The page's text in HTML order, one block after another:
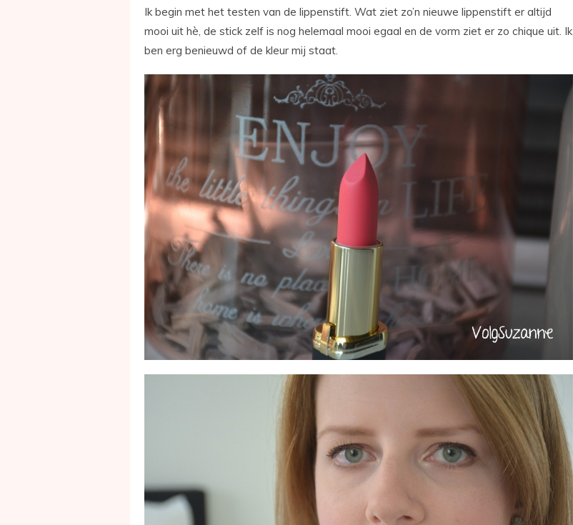
Ik begin met het testen van de lippenstift. Wat ziet zo’n nieuwe lippenstift er altijd
mooi uit hè, de stick zelf is nog helemaal mooi egaal en de vorm ziet er zo chique uit. Ik
ben erg benieuwd of de kleur mij staat.